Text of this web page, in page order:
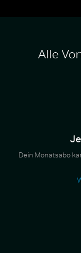
Alle
Dein Monatsabo